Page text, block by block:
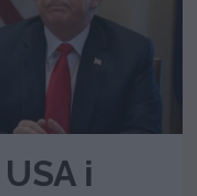
i